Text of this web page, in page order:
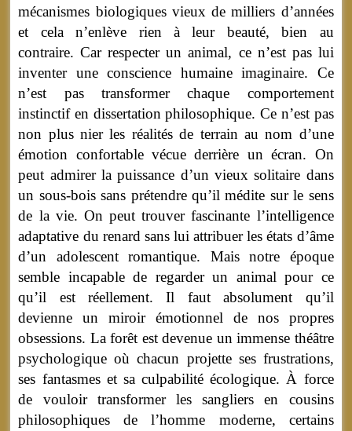
mécanismes biologiques vieux de milliers d’années
et cela n’enlève rien à leur beauté, bien au
contraire.Car respecter un animal, ce n’est pas lui
inventer une conscience humaine imaginaire. Ce
n’est pas transformer chaque comportement
instinctif en dissertation philosophique. Ce n’est pas
non plus nier les réalités de terrain au nom d’une
émotion confortable vécue derrière un écran. On
peut admirer la puissance d’un vieux solitaire dans
un sous-bois sans prétendre qu’il médite sur le sens
de la vie. On peut trouver fascinante l’intelligence
adaptative du renard sans lui attribuer les états d’âme
d’un adolescent romantique. Mais notre époque
semble incapable de regarder un animal pour ce
qu’il est réellement. Il faut absolument qu’il
devienne un miroir émotionnel de nos propres
obsessions. La forêt est devenue un immense théâtre
psychologique où chacun projette ses frustrations,
ses fantasmes et sa culpabilité écologique. À force
de vouloir transformer les sangliers en cousins
philosophiques de l’homme moderne, certains